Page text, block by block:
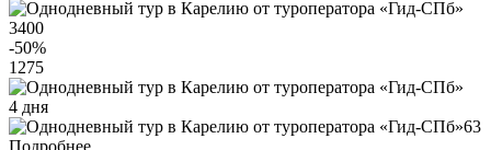
3400
-50%
1275
4 дня
63
Подробнее